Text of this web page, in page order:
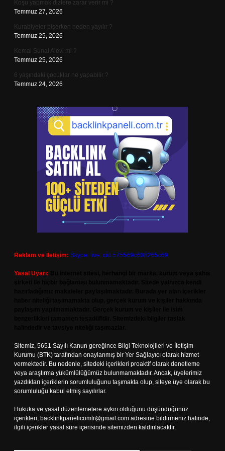
Koşu yapmak dizlere zarar verir mi ?
Temmuz 27, 2026
Kurabiyeler pişerken neden yayılır ?
Temmuz 25, 2026
Kemal Sunal Alevi mi ?
Temmuz 25, 2026
6 yaşındaki çocuklar ne yapabilir ?
Temmuz 24, 2026
Reklam ve İletişim: Skype: live:.cid.575569c608265c69
Yasal Uyarı:
Sitemiz, 5651 Sayılı Kanun gereğince Bilgi Teknolojileri ve İletişim
Kurumu (BTK) tarafından onaylanmış bir Yer Sağlayıcı olarak hizmet
vermektedir. Bu nedenle, sitedeki içerikleri proaktif olarak denetleme
veya araştırma yükümlülüğümüz bulunmamaktadır. Ancak, üyelerimiz
yazdıkları içeriklerin sorumluluğunu taşımakta olup, siteye üye olarak bu
sorumluluğu kabul etmiş sayılırlar.
Hukuka ve yasal düzenlemelere aykırı olduğunu düşündüğünüz
içerikleri, backlinkpanelicomtr@gmail.com adresine bildirmeniz halinde,
ilgili içerikler yasal süre içerisinde sitemizden kaldırılacaktır.